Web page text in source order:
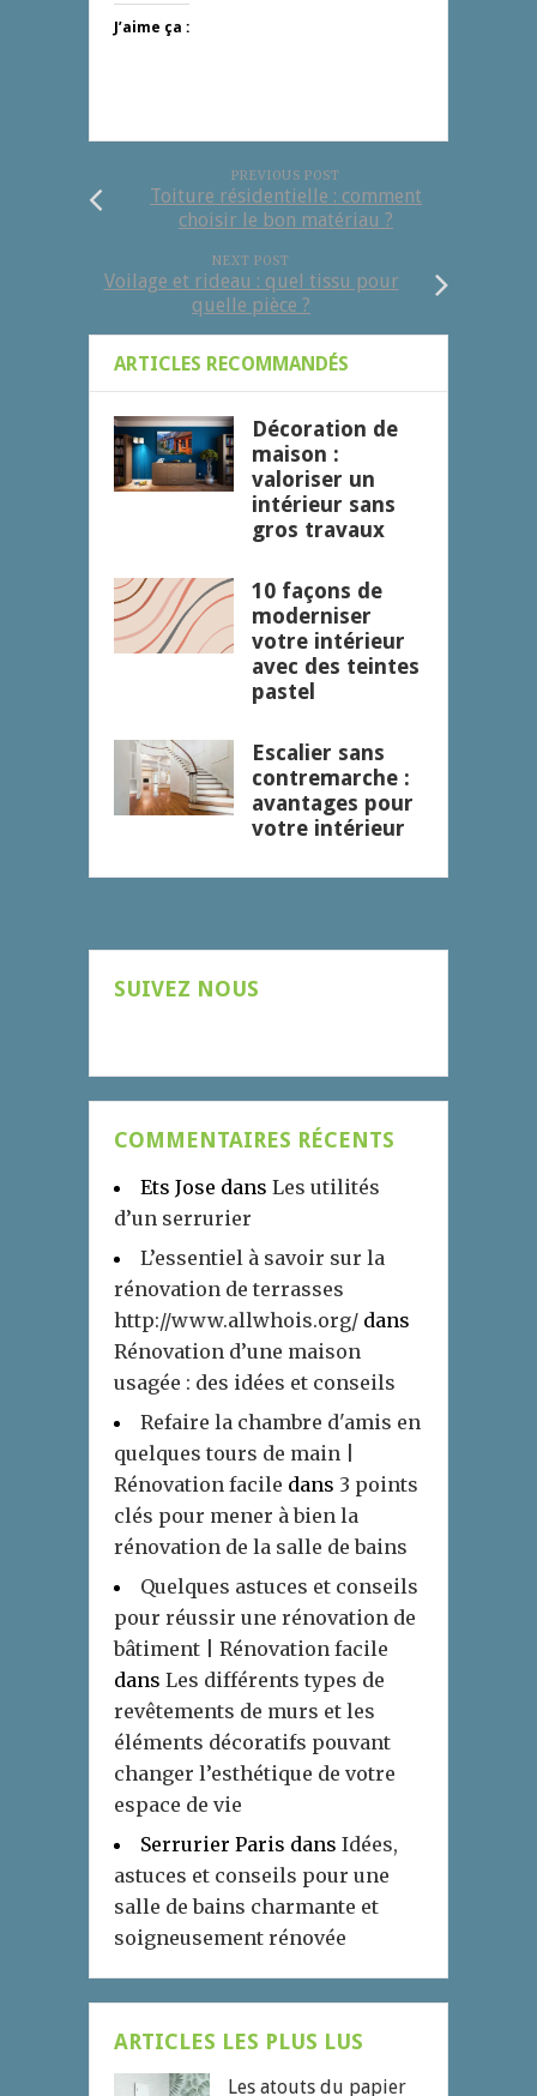
J’aime ça :
PREVIOUS POST
Toiture résidentielle : comment
choisir le bon matériau ?
NEXT POST
Voilage et rideau : quel tissu pour
quelle pièce ?
ARTICLES RECOMMANDÉS
Décoration de
maison :
valoriser un
intérieur sans
gros travaux
10 façons de
moderniser
votre intérieur
avec des teintes
pastel
Escalier sans
contremarche :
avantages pour
votre intérieur
SUIVEZ NOUS
COMMENTAIRES RÉCENTS
Ets Jose dans Les utilités
d’un serrurier
L’essentiel à savoir sur la
rénovation de terrasses
http://www.allwhois.org/ dans
Rénovation d’une maison
usagée : des idées et conseils
Refaire la chambre d'amis en
quelques tours de main |
Rénovation facile dans 3 points
clés pour mener à bien la
rénovation de la salle de bains
Quelques astuces et conseils
pour réussir une rénovation de
bâtiment | Rénovation facile
dans Les différents types de
revêtements de murs et les
éléments décoratifs pouvant
changer l’esthétique de votre
espace de vie
Serrurier Paris dans Idées,
astuces et conseils pour une
salle de bains charmante et
soigneusement rénovée
ARTICLES LES PLUS LUS
Les atouts du papier